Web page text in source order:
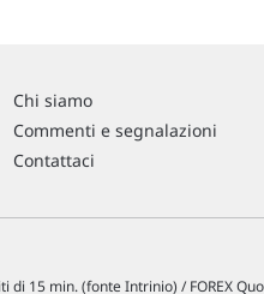
Chi siamo
Commenti e segnalazioni
Contattaci
di 15 min. (fonte Intrinio) / FOREX